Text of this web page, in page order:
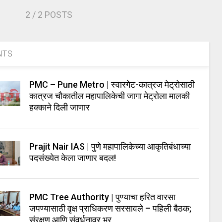
2 / 2 POSTS
PMC – Pune Metro | स्वारगेट-कात्रज मेट्रोसाठी
कात्रज चौकातील महापालिकेची जागा मेट्रोला मालकी
हक्काने दिली जाणार
Prajit Nair IAS | पुणे महापालिकेच्या आकृतिबंधाच्या
पदसंख्येत केला जाणार बदल!
PMC Tree Authority | पुण्याचा हरित वारसा
जपण्यासाठी वृक्ष प्राधिकरण सरसावले – पहिली बैठक;
संरक्षण आणि संवर्धनावर भर